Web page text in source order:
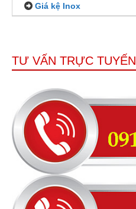
Giá kệ Inox
TƯ VẤN TRỰC TUYẾN